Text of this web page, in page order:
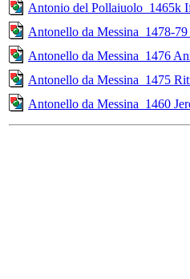
Antonio del Pollaiuolo_1465k
Antonello da Messina_1478-79
Antonello da Messina_1476
Antonello da Messina_1475
Antonello da Messina_1460